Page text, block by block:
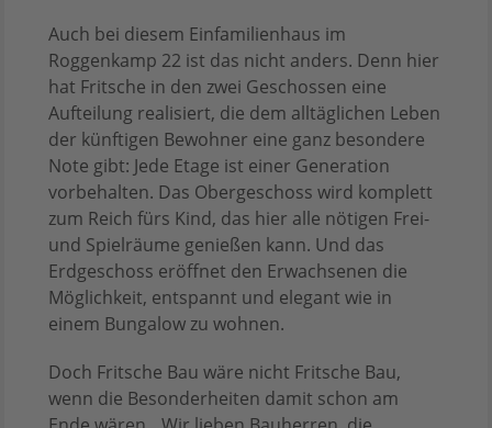
Auch bei diesem Einfamilienhaus im
Roggenkamp 22 ist das nicht anders. Denn hier
hat Fritsche in den zwei Geschossen eine
Aufteilung realisiert, die dem alltäglichen Leben
der künftigen Bewohner eine ganz besondere
Note gibt: Jede Etage ist einer Generation
vorbehalten. Das Obergeschoss wird komplett
zum Reich fürs Kind, das hier alle nötigen Frei-
und Spielräume genießen kann. Und das
Erdgeschoss eröffnet den Erwachsenen die
Möglichkeit, entspannt und elegant wie in
einem Bungalow zu wohnen.
Doch Fritsche Bau wäre nicht Fritsche Bau,
wenn die Besonderheiten damit schon am